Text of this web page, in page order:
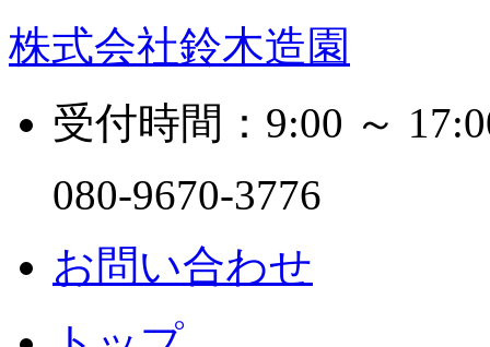
株式会社鈴木造園
受付時間：9:00 ～
080-9670-3776
お問い合わせ